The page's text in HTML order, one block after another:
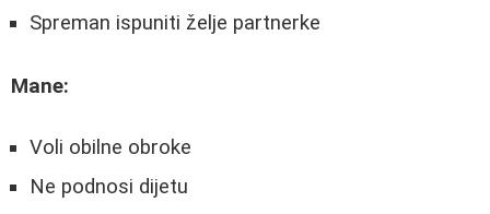
Spreman ispuniti želje partnerke
Mane:
Voli obilne obroke
Ne podnosi dijetu